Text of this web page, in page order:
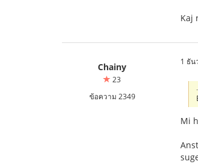
Kaj
Chainy
23
ข้อความ 2349
1 ธัน
Mi